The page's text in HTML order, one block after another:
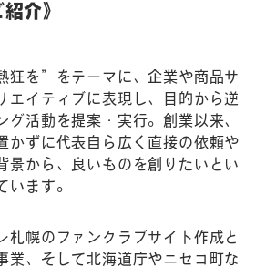
介》
狂を”をテーマに、企業や商品サ
エイティブに表現し、目的から逆
グ活動を提案・実行。創業以来、
かずに代表自ら広く直接の依頼や
景から、良いものを創りたいとい
います。
札幌のファンクラブサイト作成と
業、そして北海道庁やニセコ町な